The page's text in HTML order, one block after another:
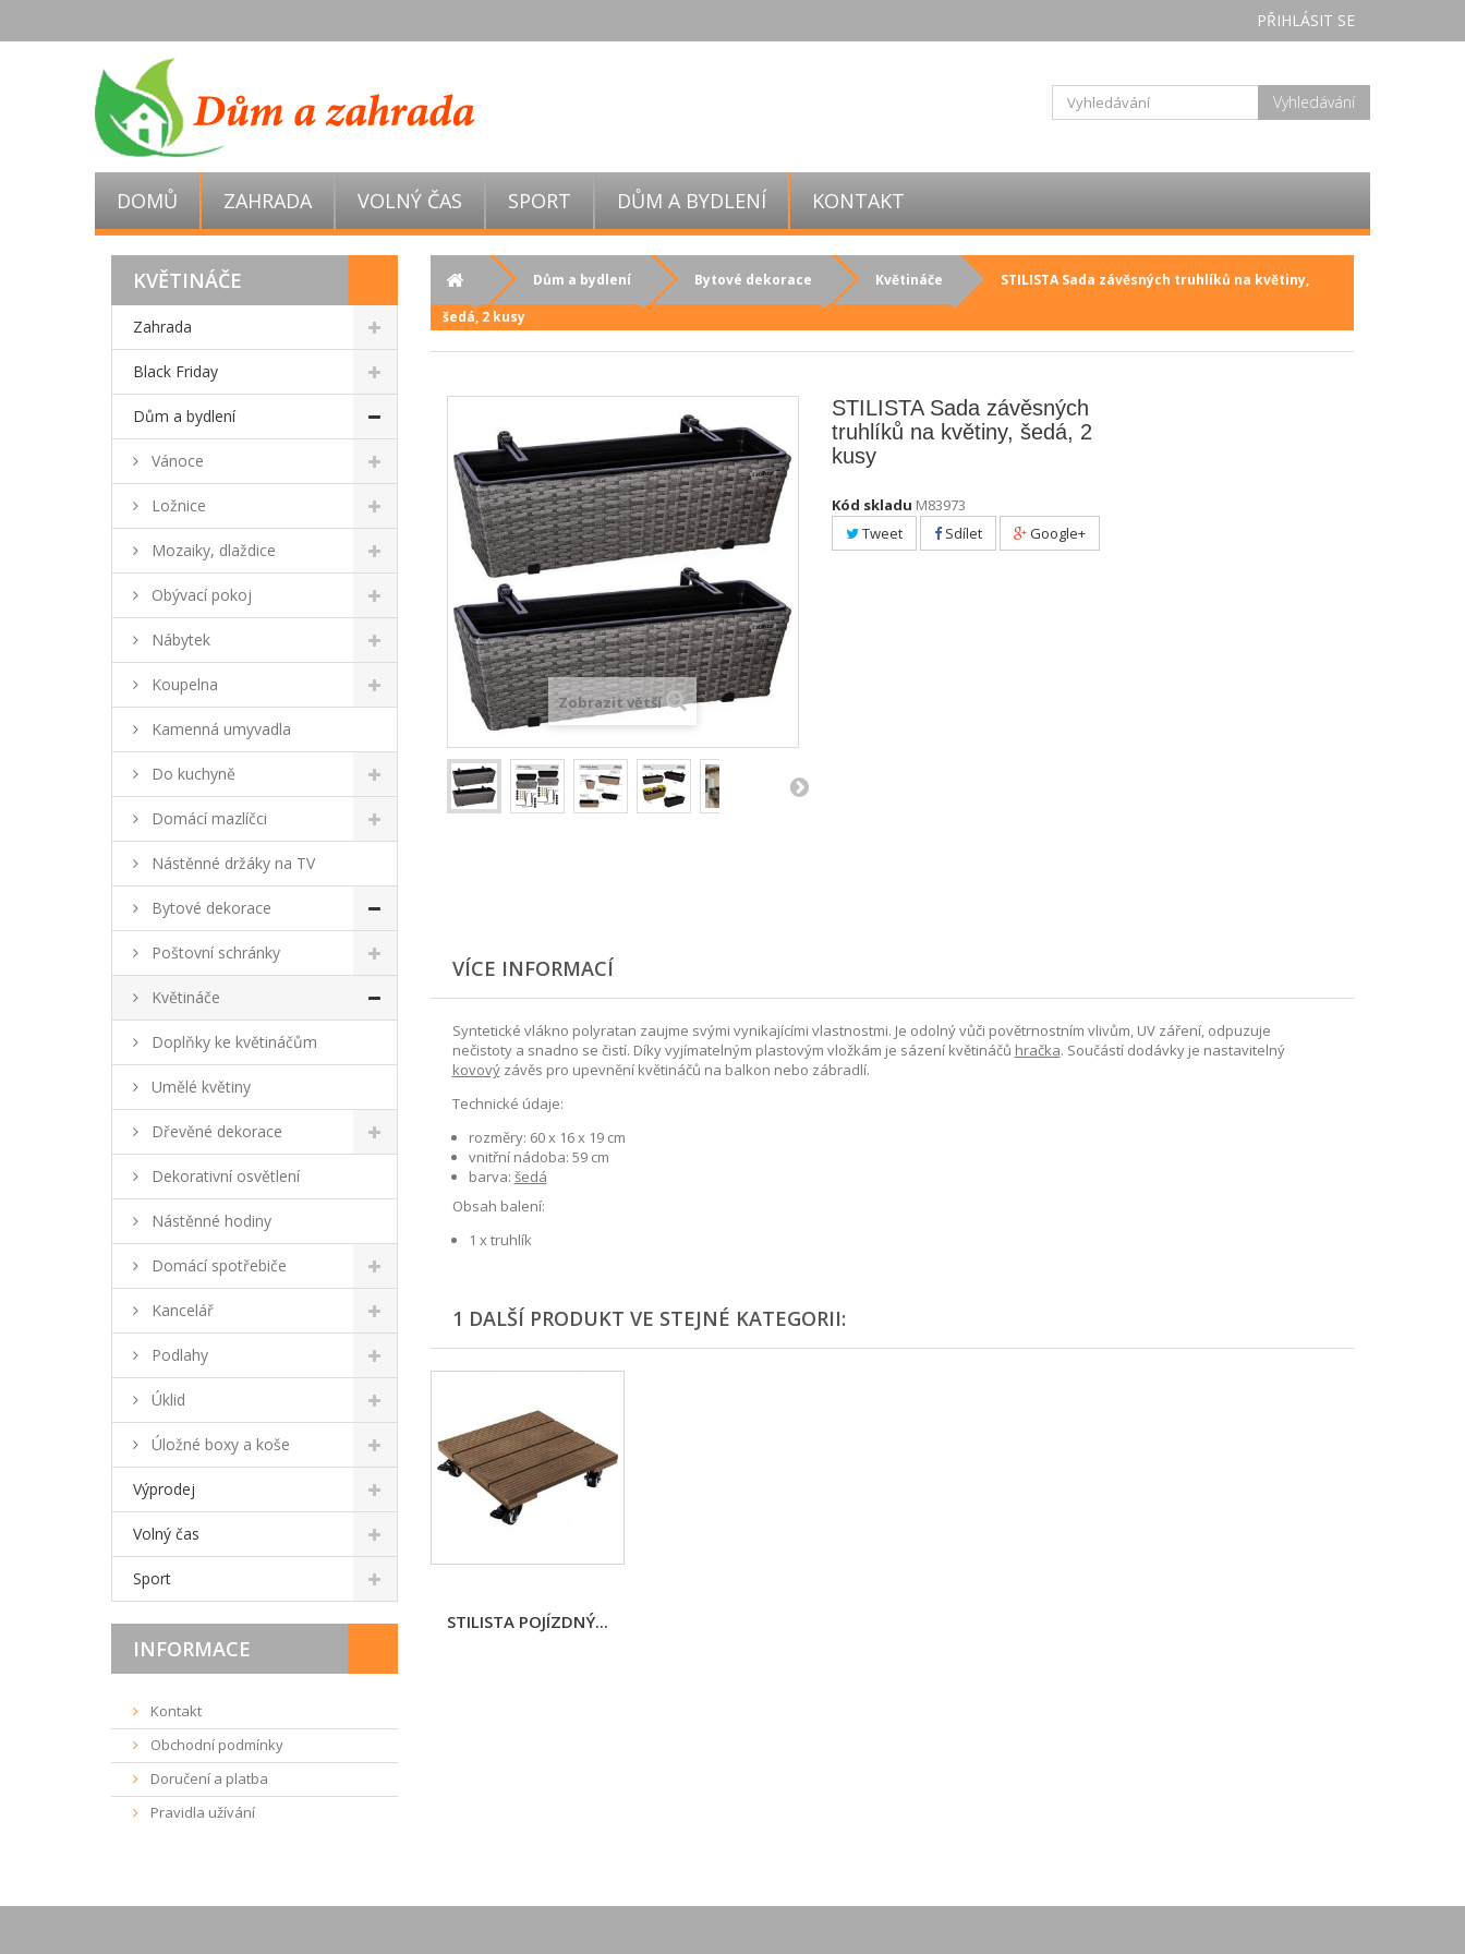
PŘIHLÁSIT SE
Vyhledávání
DOMŮ ZAHRADA VOLNÝ ČAS SPORT DŮM A BYDLENÍ KONTAKT
KVĚTINÁČE
Zahrada
Black Friday
Dům a bydlení
Vánoce
Ložnice
Mozaiky, dlaždice
Obývací pokoj
Nábytek
Koupelna
Kamenná umyvadla
Do kuchyně
Domácí mazlíčci
Nástěnné držáky na TV
Bytové dekorace
Poštovní schránky
Květináče
Doplňky ke květináčům
Umělé květiny
Dřevěné dekorace
Dekorativní osvětlení
Nástěnné hodiny
Domácí spotřebiče
Kancelář
Podlahy
Úklid
Úložné boxy a koše
Výprodej
Volný čas
Sport
INFORMACE
Kontakt
Obchodní podmínky
Doručení a platba
Pravidla užívání
Dům a bydlení Bytové dekorace Květináče
STILISTA Sada závěsných truhlíků na květiny,
šedá, 2 kusy
Zobrazit větší
STILISTA Sada závěsných
truhlíků na květiny, šedá, 2
kusy
Kód skladu M83973
Tweet
Sdílet Google+
VÍCE INFORMACÍ
Syntetické vlákno polyratan zaujme svými vynikajícími vlastnostmi. Je odolný vůči povětrnostním vlivům, UV záření, odpuzuje
nečistoty a snadno se čistí. Díky vyjímatelným plastovým vložkám je sázení květináčů hračka. Součástí dodávky je nastavitelný
kovovýzávěs pro upevnění květináčů na balkon nebo zábradlí.
Technické údaje:
rozměry: 60 x 16 x 19 cm
vnitřní nádoba: 59 cm
barva: šedá
Obsah balení:
1 x truhlík
1 DALŠÍ PRODUKT VE STEJNÉ KATEGORII:
STILISTA POJÍZDNÝ...